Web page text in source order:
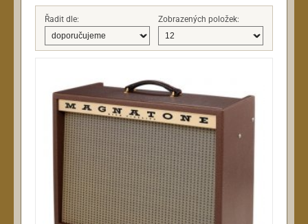
Řadit dle: Zobrazených položek:
Harmoniková komba
Kontrabasy
Profilery